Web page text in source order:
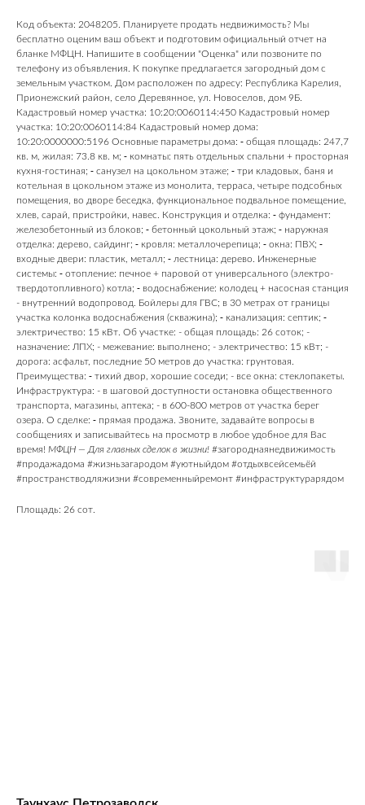
Код объекта: 2048205. Планируете продать недвижимость? Мы
бесплатно оценим ваш объект и подготовим официальный отчет на
бланке МФЦН. Напишите в сообщении "Оценка" или позвоните по
телефону из объявления. К покупке предлагается загородный дом с
земельным участком. Дом расположен по адресу: Республика Карелия,
Прионежский район, село Деревянное, ул. Новоселов, дом 9Б.
Кадастровый номер участка: 10:20:0060114:450 Кадастровый номер
участка: 10:20:0060114:84 Кадастровый номер дома:
10:20:0000000:5196 Основные параметры дома: ⁃ общая площадь: 247,7
кв. м, жилая: 73.8 кв. м; ⁃ комнаты: пять отдельных спальни + просторная
кухня-гостиная; ⁃ санузел на цокольном этаже; ⁃ три кладовых, баня и
котельная в цокольном этаже из монолита, терраса, четыре подсобных
помещения, во дворе беседка, функциональное подвальное помещение,
хлев, сарай, пристройки, навес. Конструкция и отделка: ⁃ фундамент:
железобетонный из блоков; ⁃ бетонный цокольный этаж; ⁃ наружная
отделка: дерево, сайдинг; ⁃ кровля: металлочерепица; ⁃ окна: ПВХ; ⁃
входные двери: пластик, металл; ⁃ лестница: дерево. Инженерные
системы: ⁃ отопление: печное + паровой от универсального (электро-
твердотопливного) котла; ⁃ водоснабжение: колодец + насосная станция
- внутренний водопровод. Бойлеры для ГВС; в 30 метрах от границы
участка колонка водоснабжения (скважина); ⁃ канализация: септик; ⁃
электричество: 15 кВт. Об участке: - общая площадь: 26 соток; -
назначение: ЛПХ; - межевание: выполнено; - электричество: 15 кВт; -
дорога: асфальт, последние 50 метров до участка: грунтовая.
Преимущества: ⁃ тихий двор, хорошие соседи; - все окна: стеклопакеты.
Инфраструктура: - в шаговой доступности остановка общественного
транспорта, магазины, аптека; - в 600-800 метров от участка берег
озера. О сделке: ⁃ прямая продажа. Звоните, задавайте вопросы в
сообщениях и записывайтесь на просмотр в любое удобное для Вас
время! МФЦН — Для главных сделок в жизни! #загороднаянедвижимость
#продажадома #жизньзагародом #уютныйдом #отдыхвсейсемьёй
#пространстводляжизни #современныйремонт #инфраструктурарядом
Площадь: 26 сот.